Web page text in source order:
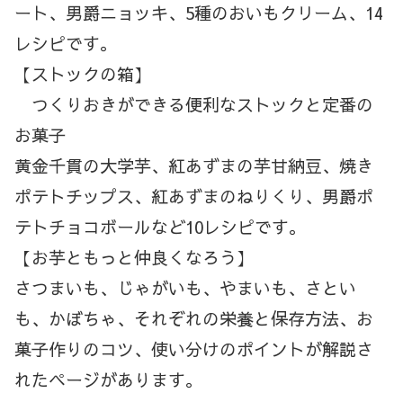
ート、男爵ニョッキ、5種のおいもクリーム、14
レシピです。
【ストックの箱】
つくりおきができる便利なストックと定番の
お菓子
黄金千貫の大学芋、紅あずまの芋甘納豆、焼き
ポテトチップス、紅あずまのねりくり、男爵ポ
テトチョコボールなど10レシピです。
【お芋ともっと仲良くなろう】
さつまいも、じゃがいも、やまいも、さとい
も、かぼちゃ、それぞれの栄養と保存方法、お
菓子作りのコツ、使い分けのポイントが解説さ
れたページがあります。